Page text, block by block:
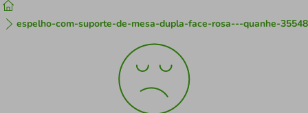
espelho-com-suporte-de-mesa-dupla-face-rosa---quanhe-
1º